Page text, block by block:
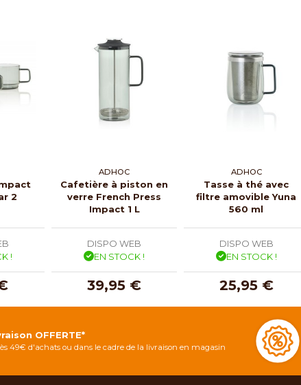
2
!
ADHOC
Cafetière à piston en
verre French Press
Impact 1 L
DISPO WEB
EN STOCK !
39,95 €
ADHOC
Tasse à thé avec
filtre amovible Yuna
560 ml
DISPO WEB
EN STOCK !
25,95 €
OFFERTE*
49€ d'achats ou dans le cadre de la livraison en magasin